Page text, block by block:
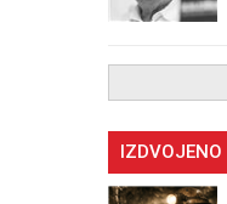
IZDVOJENO